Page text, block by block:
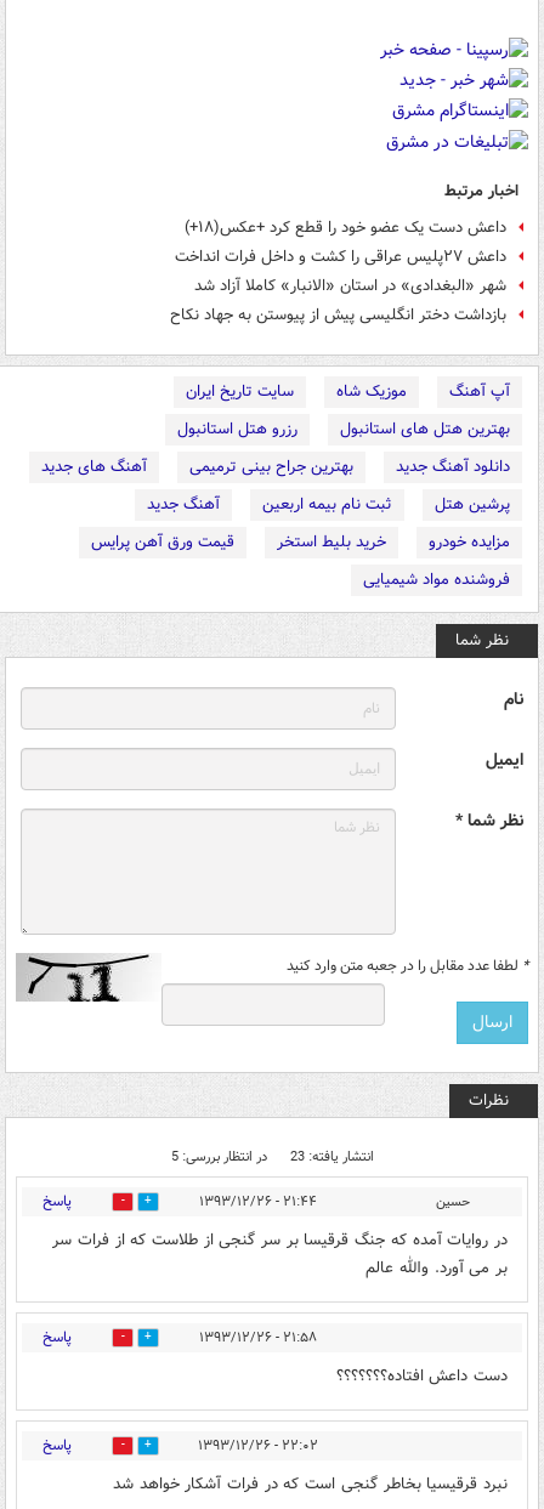
اخبار مرتبط
داعش دست یک عضو خود را قطع کرد +عکس(۱۸+)
داعش ۲۷پلیس عراقی را کشت و داخل فرات انداخت
شهر «البغدادی» در استان «الانبار» کاملا آزاد شد
بازداشت دختر انگلیسی پیش از پیوستن به جهاد نکاح
آپ آهنگ موزیک شاه
سایت تاریخ ایران
بهترین هتل های استانبول
رزرو هتل استانبول
دانلود آهنگ جدید
بهترین جراح بینی ترمیمی
آهنگ های جدید
پرشین هتل
ثبت نام بیمه اربعین
آهنگ جدید
مزایده خودرو
خرید بلیط استخر
قیمت ورق آهن پرایس
فروشنده مواد شیمیایی
نظر شما
نام
ایمیل
نظر شما *
* لطفا عدد مقابل را در جعبه متن وارد کنید
نظرات
انتشار یافته: 23 در انتظار بررسی: 5
حسین ۲۱:۴۴ - ۱۳۹۳/۱۲/۲۶ 12 پاسخ
در روایات آمده که جنگ قرقیسا بر سر گنجی از طلاست که از فرات سر
بر می آورد. والله عالم
۲۱:۵۸ - ۱۳۹۳/۱۲/۲۶ 5 پاسخ
دست داعش افتاده؟؟؟؟؟؟؟
۲۲:۰۲ - ۱۳۹۳/۱۲/۲۶ 5 پاسخ
نبرد قرقیسیا بخاطر گنجی است که در فرات آشکار خواهد شد